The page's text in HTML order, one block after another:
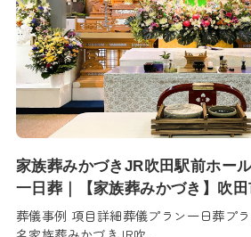
家族葬みかづきJR吹田駅前ホー
一日葬｜【家族葬みかづき】吹
葬儀事例 項目詳細葬儀プラン一日葬プ